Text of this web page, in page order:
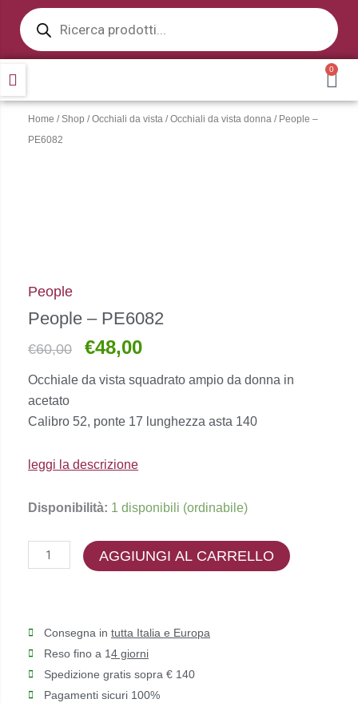
contenuto
Products
search
0
Home /Shop /Occhiali da vista /Occhiali da vista donna / People –
PE6082
People
People – PE6082
€60,00
Il
originale
€60,00.
€48,00Il
attuale
€48,00.
Occhiale da vista squadrato ampio da donna in
acetato
Calibro 52, ponte 17 lunghezza asta 140
leggi la descrizione
Disponibilità: 1 disponibili (ordinabile)
People
PE6082
quantità
AGGIUNGI AL CARRELLO
Consegna in tutta Italia e Europa
Reso fino a 14 giorni
Spedizione gratis sopra € 140
Pagamenti sicuri 100%